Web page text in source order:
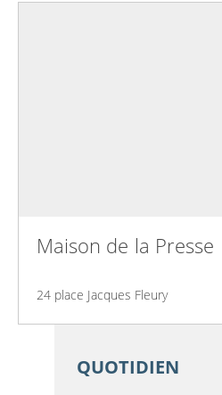
Maison de la Presse
24 place Jacques Fleury
QUOTIDIEN